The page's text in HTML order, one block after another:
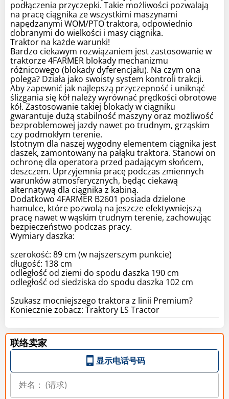
podłączenia przyczepki. Takie możliwości pozwalają
na pracę ciągnika ze wszystkimi maszynami
napędzanymi WOM/PTO traktora, odpowiednio
dobranymi do wielkości i masy ciągnika.
Traktor na każde warunki!
Bardzo ciekawym rozwiązaniem jest zastosowanie w
traktorze 4FARMER blokady mechanizmu
różnicowego (blokady dyferencjału). Na czym ona
polega? Działa jako swoisty system kontroli trakcji.
Aby zapewnić jak najlepszą przyczepność i uniknąć
ślizgania się kół należy wyrównać prędkości obrotowe
kół. Zastosowanie takiej blokady w ciągniku
gwarantuje dużą stabilność maszyny oraz możliwość
bezproblemowej jazdy nawet po trudnym, grząskim
czy podmokłym terenie.
Istotnym dla naszej wygodny elementem ciągnika jest
daszek, zamontowany na pałąku traktora. Stanowi on
ochronę dla operatora przed padającym słońcem,
deszczem. Uprzyjemnia pracę podczas zmiennych
warunków atmosferycznych, będąc ciekawą
alternatywą dla ciągnika z kabiną.
Dodatkowo 4FARMER B2601 posiada dzielone
hamulce, które pozwolą na jeszcze efektywniejszą
pracę nawet w wąskim trudnym terenie, zachowując
bezpieczeństwo podczas pracy.
Wymiary daszka:
szerokość: 89 cm (w najszerszym punkcie)
długość: 138 cm
odległość od ziemi do spodu daszka 190 cm
odległość od siedziska do spodu daszka 102 cm
Szukasz mocniejszego traktora z linii Premium?
Koniecznie zobacz: Traktory LS Tractor
联络卖家
显示电话号码